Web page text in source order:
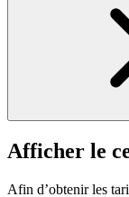
Afficher le
Afin d’obtenir les